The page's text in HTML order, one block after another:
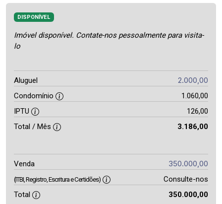
DISPONÍVEL
Imóvel disponível. Contate-nos pessoalmente para visita-
lo
Aluguel 2.000,00
Condomínio
1.060,00
IPTU
126,00
Total / Mês
3.186,00
Venda 350.000,00
(ITBI, Registro, Escritura e Certidões)
Consulte-nos
Total
350.000,00